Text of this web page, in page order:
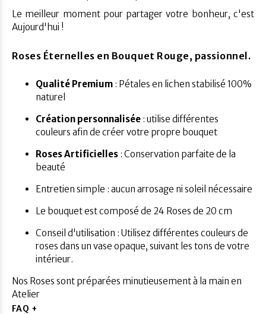
Le meilleur moment pour partager votre bonheur, c'est
Aujourd'hui !
Roses Éternelles en Bouquet Rouge, passionnel.
Qualité Premium : Pétales en lichen stabilisé 100%
naturel
Création personnalisée : utilise différentes
couleurs afin de créer votre propre bouquet
Roses Artificielles : Conservation parfaite de la
beauté
Entretien simple : aucun arrosage ni soleil nécessaire
Le bouquet est composé de 24 Roses de 20 cm
Conseil d'utilisation : Utilisez différentes couleurs de
roses dans un vase opaque, suivant les tons de votre
intérieur.
Nos Roses sont préparées minutieusement à la main en
Atelier
FAQ +